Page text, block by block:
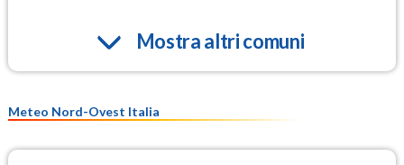
Mostra altri comuni
Meteo Nord-Ovest Italia